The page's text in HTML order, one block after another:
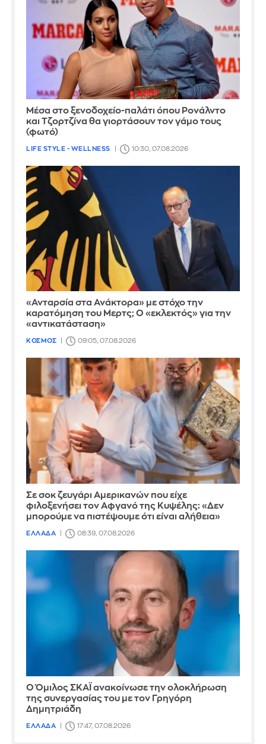
Μέσα στο ξενοδοχείο-παλάτι όπου Ρονάλντο
και Τζορτζίνα θα γιορτάσουν τον γάμο τους
(φωτό)
LIFE STYLE - WELLNESS 10:30, 07.08.2026
«Ανταρσία στα Ανάκτορα» με στόχο την
καρατόμηση του Μερτς; Ο «εκλεκτός» για την
«αντικατάσταση»
ΚΟΣΜΟΣ 09:05, 07.08.2026
Σε σοκ ζευγάρι Αμερικανών που είχε
φιλοξενήσει τον Αφγανό της Κυψέλης: «Δεν
μπορούμε να πιστέψουμε ότι είναι αλήθεια»
ΕΛΛΑΔΑ 08:39, 07.08.2026
Ο Όμιλος ΣΚΑΪ ανακοίνωσε την ολοκλήρωση
της συνεργασίας του με τον Γρηγόρη
Δημητριάδη
ΕΛΛΑΔΑ 17:47, 07.08.2026